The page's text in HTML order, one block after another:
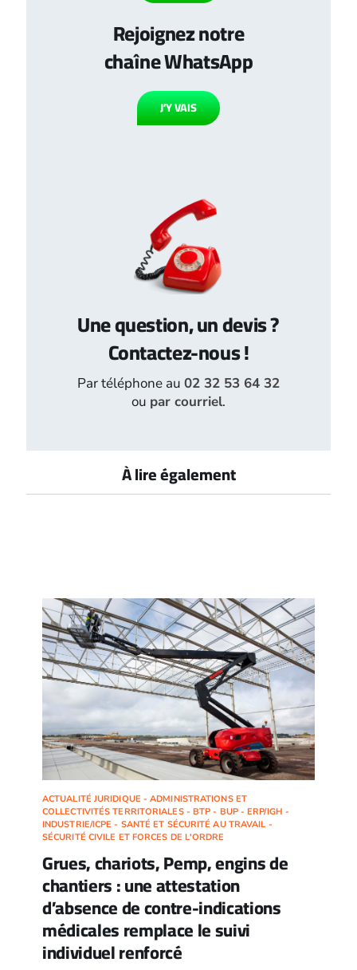
Rejoignez notre
chaîne WhatsApp
J’Y VAIS
Une question, un devis ?
Contactez-nous !
Par téléphone au 02 32 53 64 32
ou par courriel.
À lire également
ACTUALITÉ JURIDIQUE - ADMINISTRATIONS ET
COLLECTIVITÉS TERRITORIALES - BTP - BUP - ERP/IGH -
INDUSTRIE/ICPE - SANTÉ ET SÉCURITÉ AU TRAVAIL -
SÉCURITÉ CIVILE ET FORCES DE L'ORDRE
Grues, chariots, Pemp, engins de
chantiers : une attestation
d’absence de contre-indications
médicales remplace le suivi
individuel renforcé